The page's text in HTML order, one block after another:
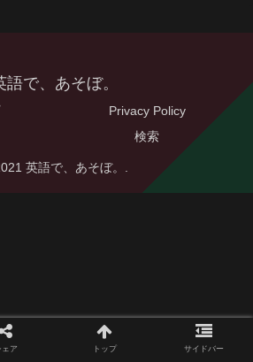
語で、あそぼ。
Privacy Policy
検索
英語で、あそぼ。.
ェア トップ サイドバー